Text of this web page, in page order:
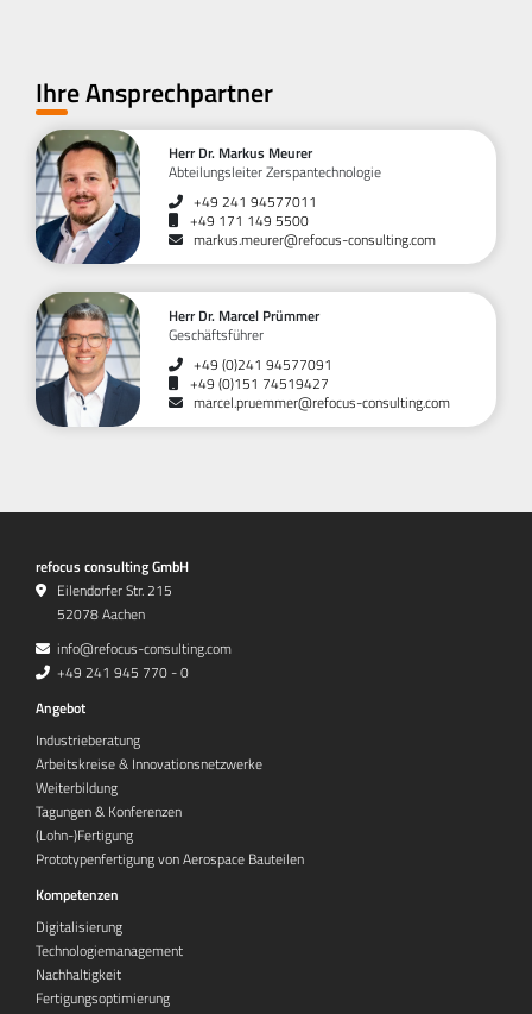
Ihre Ansprechpartner
Herr Dr. Markus Meurer
Abteilungsleiter Zerspantechnologie
+49 241 94577011
+49 171 149 5500
markus.meurer@refocus-consulting.com
Herr Dr. Marcel Prümmer
Geschäftsführer
+49 (0)241 94577091
+49 (0)151 74519427
marcel.pruemmer@refocus-consulting.com
refocus consulting GmbH
Eilendorfer Str. 215
52078 Aachen
info@refocus-consulting.com
+49 241 945 770 - 0
Angebot
Industrieberatung
Arbeitskreise & Innovationsnetzwerke
Weiterbildung
Tagungen & Konferenzen
(Lohn-)Fertigung
Prototypenfertigung von Aerospace Bauteilen
Kompetenzen
Digitalisierung
Technologiemanagement
Nachhaltigkeit
Fertigungsoptimierung